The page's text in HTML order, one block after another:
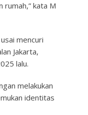
rumah,” kata M
mencuri
Jakarta,
lalu.
melakukan
identitas